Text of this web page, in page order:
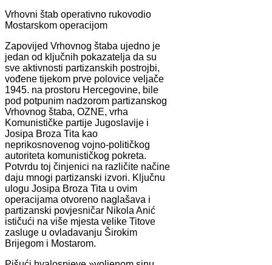
Vrhovni štab operativno rukovodio
Mostarskom operacijom
Zapovijed Vrhovnog štaba ujedno je
jedan od ključnih pokazatelja da su
sve aktivnosti partizanskih postrojbi,
vođene tijekom prve polovice veljače
1945. na prostoru Hercegovine, bile
pod potpunim nadzorom partizanskog
Vrhovnog štaba, OZNE, vrha
Komunističke partije Jugoslavije i
Josipa Broza Tita kao
neprikosnovenog vojno-političkog
autoriteta komunističkog pokreta.
Potvrdu toj činjenici na različite načine
daju mnogi partizanski izvori. Ključnu
ulogu Josipa Broza Tita u ovim
operacijama otvoreno naglašava i
partizanski povjesničar Nikola Anić
ističući na više mjesta velike Titove
zasluge u ovladavanju Širokim
Brijegom i Mostarom.